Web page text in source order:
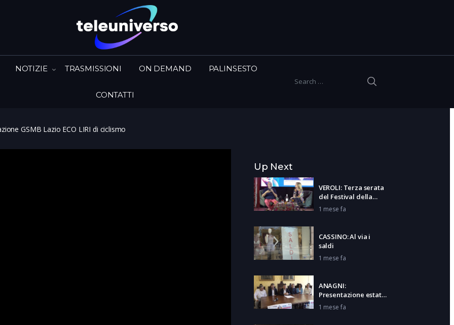
Search for:
NOTIZIE TRASMISSIONI ON DEMAND PALINSESTO
CONTATTI
GSMB Lazio ECO LIRI di ciclismo
Up Next
VEROLI: Terza serata
del Festival della
Filosofia
1 mese fa
CASSINO: Al via i
saldi
1 mese fa
ANAGNI:
Presentazione estate
Anagnina
1 mese fa